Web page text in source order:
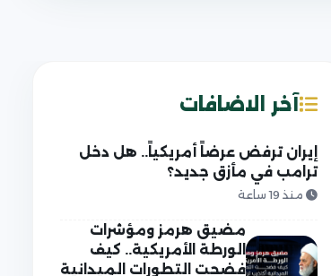
آخر الاضافات
إيران ترفض عرضاً أمريكياً.. هل دخل
ترامب في مأزق جديد؟
منذ 19 ساعة
مضيق هرمز ومؤشرات
الورطة الأمريكية.. كيف
فضحت التطورات الميدانية